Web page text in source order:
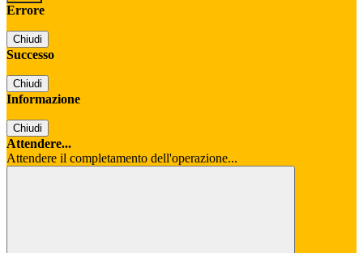
Errore
Chiudi
Successo
Chiudi
Informazione
Chiudi
Attendere...
Attendere il completamento dell'operazione...